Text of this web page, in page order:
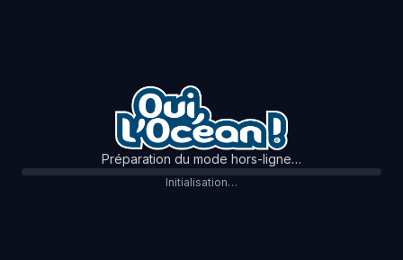
Préparation du mode hors-ligne…
Initialisation…